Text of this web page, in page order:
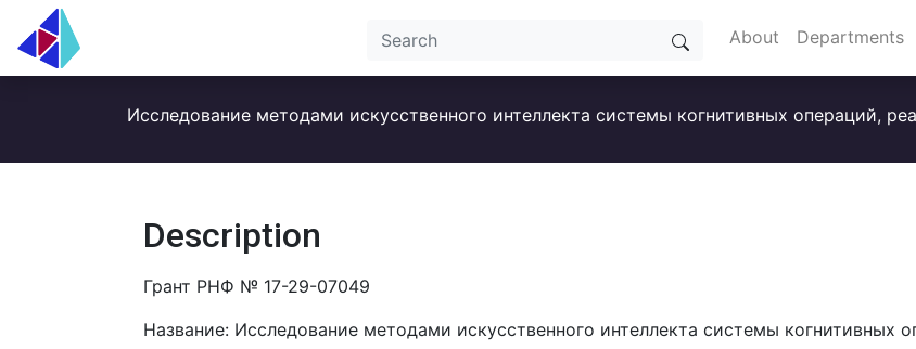
About Departments
Исследование методами искусственного интеллекта системы когнитивных операций,
Description
Грант РНФ № 17-29-07049
Название: Исследование методами искусственного интеллекта системы когнитивных